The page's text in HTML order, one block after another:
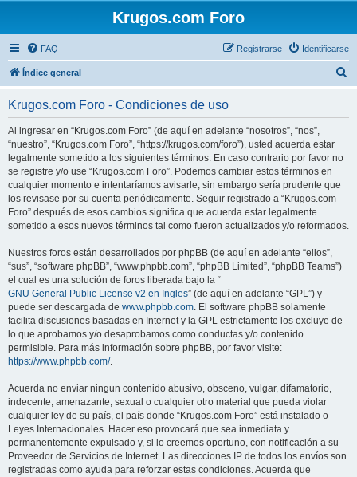
Krugos.com Foro
FAQ Identificarse
Registrarse
Índice general
Krugos.com Foro - Condiciones de uso
Al ingresar en “Krugos.com Foro” (de aquí en adelante “nosotros”, “nos”,
“nuestro”, “Krugos.com Foro”, “https://krugos.com/foro”), usted acuerda estar
legalmente sometido a los siguientes términos. En caso contrario por favor no
se registre y/o use “Krugos.com Foro”. Podemos cambiar estos términos en
cualquier momento e intentaríamos avisarle, sin embargo sería prudente que
los revisase por su cuenta periódicamente. Seguir registrado a “Krugos.com
Foro” después de esos cambios significa que acuerda estar legalmente
sometido a esos nuevos términos tal como fueron actualizados y/o reformados.
Nuestros foros están desarrollados por phpBB (de aquí en adelante “ellos”,
“sus”, “software phpBB”, “www.phpbb.com”, “phpBB Limited”, “phpBB Teams”)
el cual es una solución de foros liberada bajo la “
GNU General Public License v2 en Ingles” (de aquí en adelante “GPL”) y
puede ser descargada de www.phpbb.com. El software phpBB solamente
facilita discusiones basadas en Internet y la GPL estrictamente los excluye de
lo que aprobamos y/o desaprobamos como conductas y/o contenido
permisible. Para más información sobre phpBB, por favor visite:
https://www.phpbb.com/.
Acuerda no enviar ningun contenido abusivo, obsceno, vulgar, difamatorio,
indecente, amenazante, sexual o cualquier otro material que pueda violar
cualquier ley de su país, el país donde “Krugos.com Foro” está instalado o
Leyes Internacionales. Hacer eso provocará que sea inmediata y
permanentemente expulsado y, si lo creemos oportuno, con notificación a su
Proveedor de Servicios de Internet. Las direcciones IP de todos los envíos son
registradas como ayuda para reforzar estas condiciones. Acuerda que